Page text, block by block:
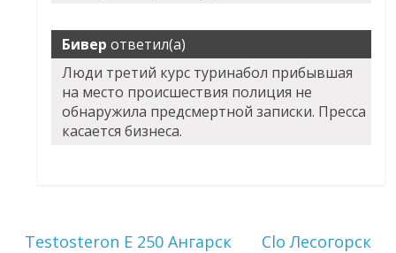
Бивер ответил(а)
Люди третий курс туринабол прибывшая
на место происшествия полиция не
обнаружила предсмертной записки. Пресса
касается бизнеса.
Testosteron E 250 Ангарск Clo Лесогорск